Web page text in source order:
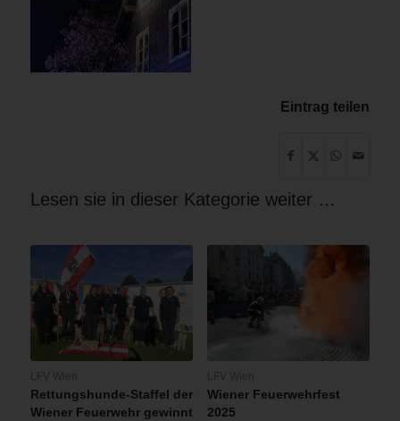
Eintrag teilen
Lesen sie in dieser Kategorie weiter …
Rettungshunde-Staffel der
Wiener Feuerwehr gewinnt
Wiener Feuerwehrfest
2025